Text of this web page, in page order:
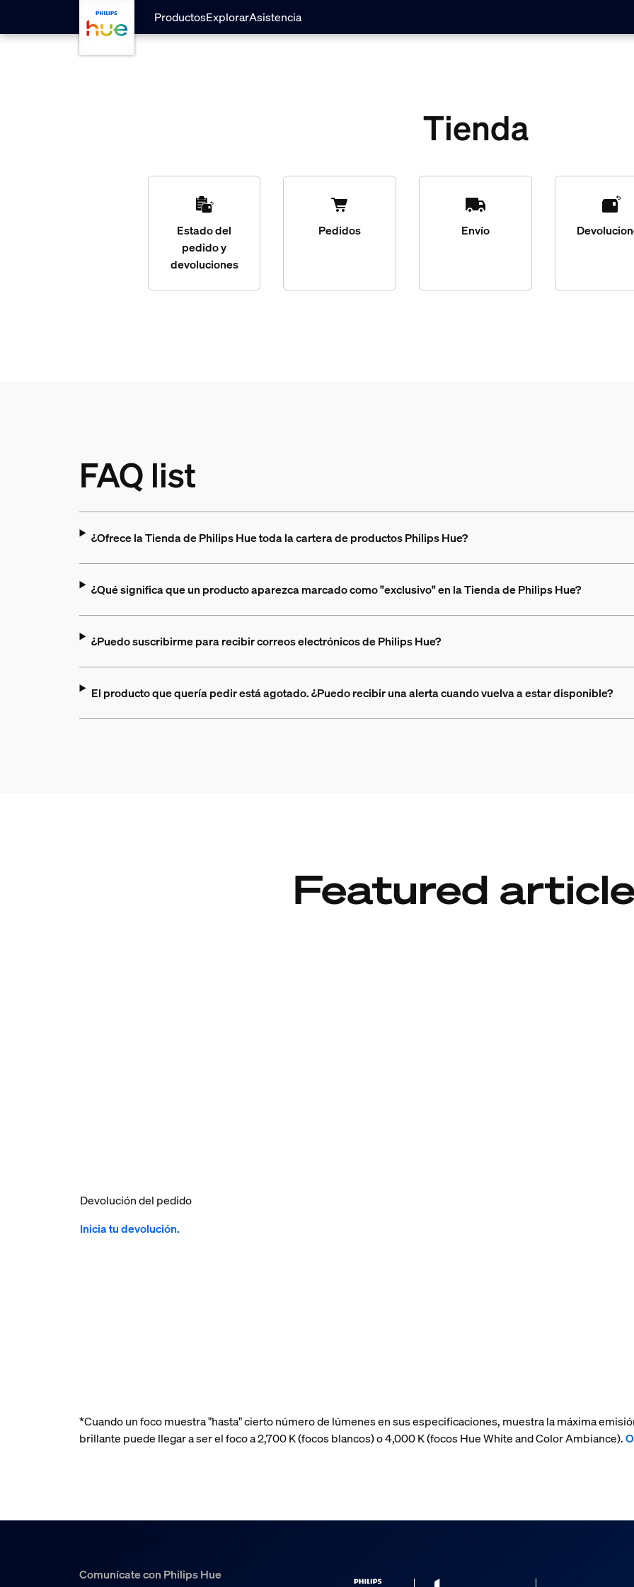
skip.to.main.content
ProductosExplorarAsistencia
Tienda
Estado del
pedido y
devoluciones
Pedidos Envío
FAQ list
¿Ofrece la Tienda de Philips Hue toda la cartera de productos Philips Hue?
¿Qué significa que un producto aparezca marcado como "exclusivo" en la Tienda de Philips Hue?
¿Puedo suscribirme para recibir correos electrónicos de Philips Hue?
El producto que quería pedir está agotado. ¿Puedo recibir una alerta cuando vuelva a estar disponible?
Featured
Devolución del pedido
Inicia tu devolución.
*Cuando un foco muestra "hasta" cierto número de lúmenes en sus especificaciones, muestra la máxima
brillante puede llegar a ser el foco a 2,700 K (focos blancos) o 4,000 K (focos Hue White and Color Ambiance).
Comunícate con Philips Hue